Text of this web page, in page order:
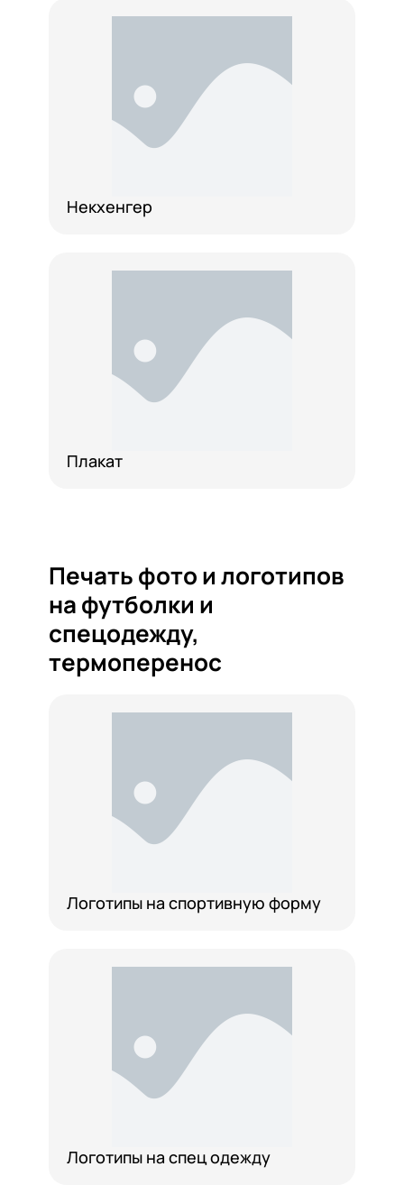
Некхенгер
Плакат
Печать фото и логотипов
на футболки и
спецодежду,
термоперенос
Логотипы на спортивную форму
Логотипы на спец одежду